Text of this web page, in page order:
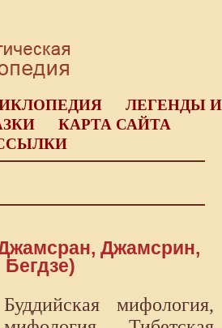
ЛЕГЕНДЫ И
КАРТА САЙТА
Джамсрин,
Бегдзе)
мифология,